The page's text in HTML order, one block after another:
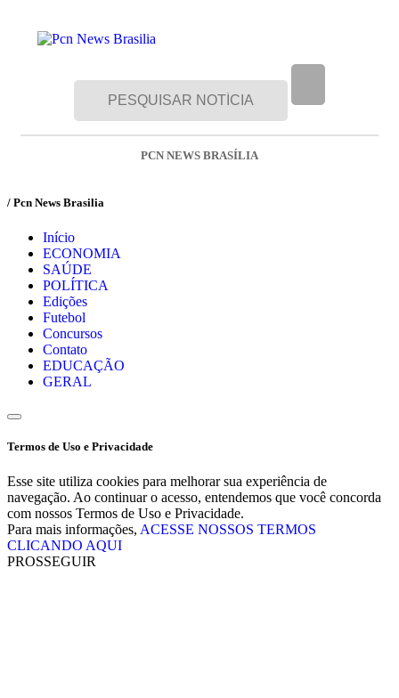
PCN NEWS BRASÍLIA
/ Pcn News Brasilia
Início
ECONOMIA
SAÚDE
POLÍTICA
Edições
Futebol
Concursos
Contato
EDUCAÇÃO
GERAL
Termos de Uso e Privacidade
Esse site utiliza cookies para melhorar sua experiência de
navegação. Ao continuar o acesso, entendemos que você concorda
com nossos Termos de Uso e Privacidade.
Para mais informações, ACESSE NOSSOS TERMOS
CLICANDO AQUI
PROSSEGUIR